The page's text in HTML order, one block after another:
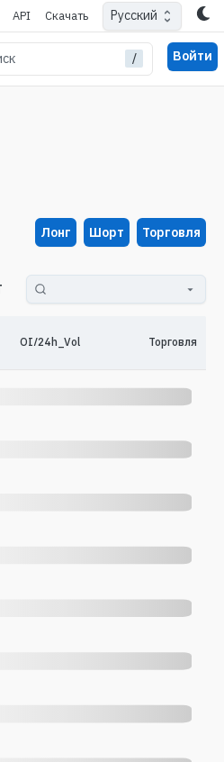
API Скачать Русский
/ Войти
Лонг Шорт Торговля
SP500
OI/24h_Vol Торговля